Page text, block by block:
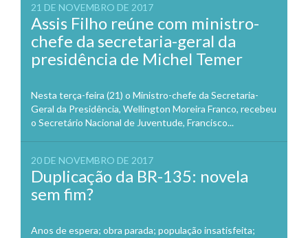
21 DE NOVEMBRO DE 2017
Assis Filho reúne com ministro-
chefe da secretaria-geral da
presidência de Michel Temer
Nesta terça-feira (21) o Ministro-chefe da Secretaria-
Geral da Presidência, Wellington Moreira Franco, recebeu
o Secretário Nacional de Juventude, Francisco...
20 DE NOVEMBRO DE 2017
Duplicação da BR-135: novela
sem fim?
Anos de espera; obra parada; população insatisfeita;